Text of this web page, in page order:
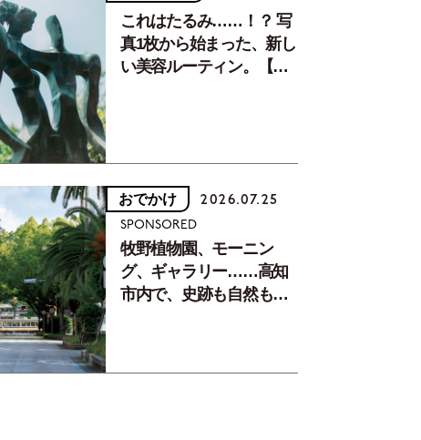
これはたるみ……！？ 写
真1枚から始まった、新し
い美容ルーティン。【中
おでかけ 2026.07.25
SPONSORED
牧野植物園、モーニン
グ、ギャラリー……高知
市内で、史跡も自然もグ